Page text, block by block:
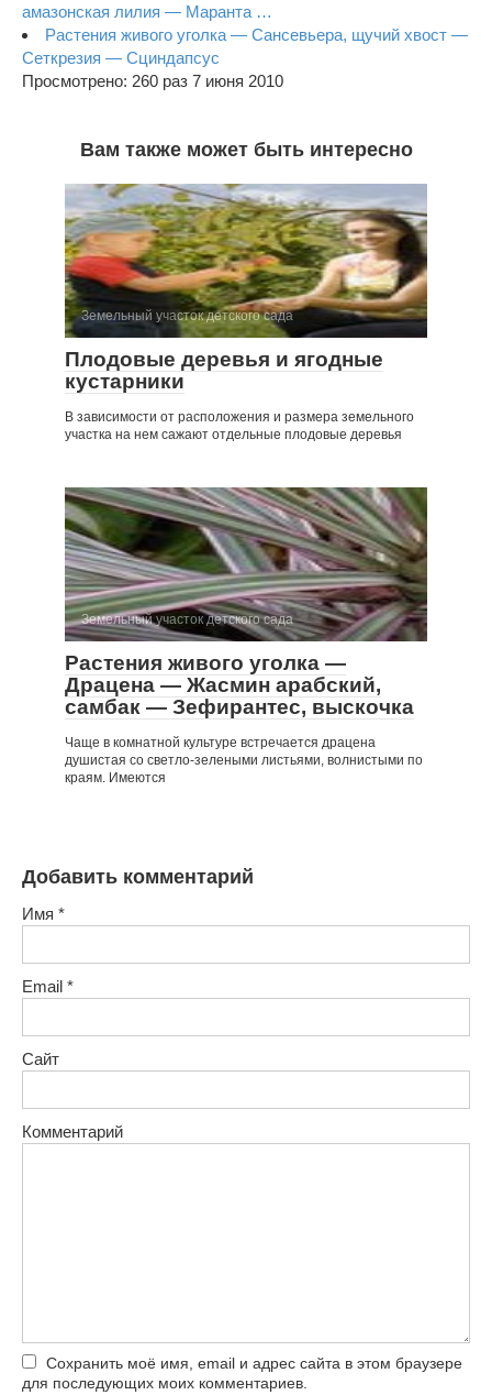
амазонская лилия — Маранта …
Растения живого уголка — Сансевьера, щучий хвост —
Сеткрезия — Сциндапсус
Просмотрено: 260 раз 7 июня 2010
Вам также может быть интересно
Земельный участок детского сада
Плодовые деревья и ягодные
кустарники
В зависимости от расположения и размера земельного
участка на нем сажают отдельные плодовые деревья
Земельный участок детского сада
Растения живого уголка —
Драцена — Жасмин арабский,
самбак — Зефирантес, выскочка
Чаще в комнатной культуре встречается драцена
душистая со светло-зелеными листьями, волнистыми по
краям. Имеются
Добавить комментарий
Имя *
Email *
Сайт
Комментарий
Сохранить моё имя, email и адрес сайта в этом браузере
для последующих моих комментариев.